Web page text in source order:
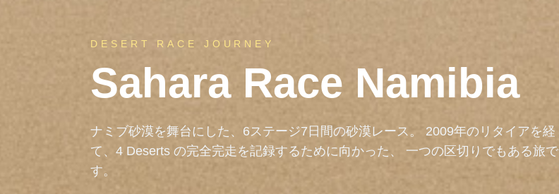
DESERT RACE JOURNEY
Sahara Race Namibia
ナミブ砂漠を舞台にした、6ステージ7日間の砂漠レース。 2009年のリタイアを経
て、4 Deserts の完全完走を記録するために向かった、 一つの区切りでもある旅で
す。